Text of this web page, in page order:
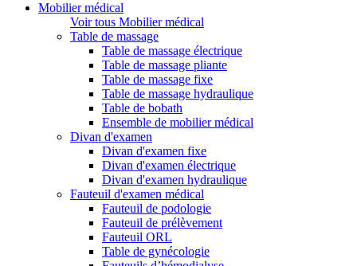
Mobilier médical
Voir tous Mobilier médical
Table de massage
Table de massage électrique
Table de massage pliante
Table de massage fixe
Table de massage hydraulique
Table de bobath
Ensemble de mobilier médical
Divan d'examen
Divan d'examen fixe
Divan d'examen électrique
Divan d'examen hydraulique
Fauteuil d'examen médical
Fauteuil de podologie
Fauteuil de prélèvement
Fauteuil ORL
Table de gynécologie